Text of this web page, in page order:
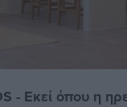
- Εκεί όπου η